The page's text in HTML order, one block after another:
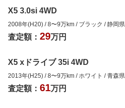
X5 3.0si 4WD
2008年(H20) /8〜9万km / ブラック /静岡県
査定額： 29万円
X5 xドライブ 35i 4WD
2013年(H25) /8〜9万km / ホワイト /青森県
査定額： 61万円